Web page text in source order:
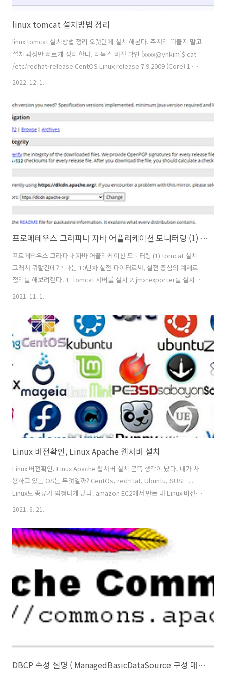
linux tomcat 설치방법 정리
linux tomcat 설치방법 정리 오랫만에 설치 해본다. 주저리 떠들지 말고
설치 과정만 빠르게 정리 한다. 리눅스 버전 확인 [xxxx@ynkim]$ cat
/etc/redhat-release CentOS Linux release 7.9.2009 (Core) 1.
JDK 버전별 호환성 확인
download - 가능하면 최근 릴리즈 된 버전을 고집 하지만, tomcat
9,10 를 선택하지 않은 이유는 고객사에서 제공하는 라이브러리가 버전
의 하위호환성 문제로 8 버전을 선택했다.
https://tomcat.apache.org/download-80.cgi 3. tar.gz 압축풀기
> tar -zxvf ap..
2022. 12. 1.
프로메테우스 그라파나 자바 어플리케이션 모니터링 (1) tomcat 설치
프로메테우스 그라파나 자바 어플리케이션 모니터링 (1) tomcat 설치
그래서 뭐할건데? ? 나는 10년차 실전 파이터로써, 실전 중심의 예제로
정리를 해보려한다. 1. Tomcat 서버를 설치 2. jmx-exporter를 설치 -
매트릭을 수집 3. 프로메테우스 (prometheus )설치 4. 그라파나
로 Tomcat을 정했고, 설치는 로컬 PC인 윈도우에 할 예정이다 과정은
어렵지 않다. Tomcat 서버 설치 1. Tomcat 다운로드
https://tomcat.apache.org/download-80.cgi Apache Tomcat® -
Apache Tomcat 8 Software Downloads Welcome ..
2021. 11. 1.
Linux 버전확인, Linux Apache 웹서버 설치
Linux 버전확인, Linux Apache 웹서버 설치 문뜩 생각이 났다. 내가 사
용하고 있는 OS는 무엇일까? CentOs, red-Hat, Ubuntu, SUSE .....
Linux도 종류가 엄청나게 많다. amazon EC2에서 만든 내 Linux 버전과
종류를 알고 싶다면?? 아래 명령어를 이용하면, OS 종류를 알수 있다. #
EC2 Linux Apache 웹서버 설치 초간단 아이피를 입력했을때 웹서버로
무언가를 보여주려면, 웹서버나 WAS가 있어야겠다. yum install을 이용
해 초간단하게 아파치 웹서버를 설치하고 index 페이지를 올려 보자 1.
2021. 6. 21.
DBCP 속성 설명 ( ManagedBasicDataSource 구성 매개 변수 )